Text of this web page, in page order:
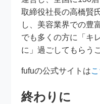
取締役社長の高橋賢
し、美容業界での豊
でも多くの方に「キ
に」過ごしてもらう
fufuの公式サイトは
終わりに